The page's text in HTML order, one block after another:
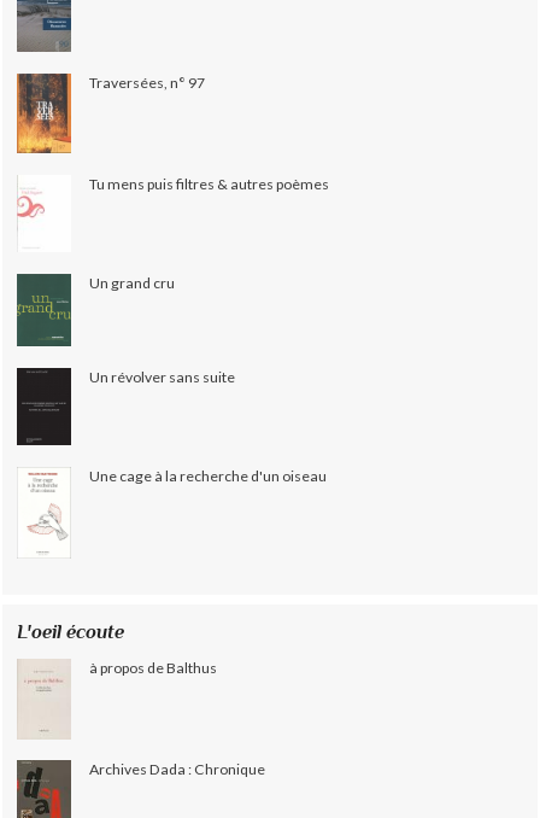
Traversées, n° 97
Tu mens puis filtres & autres poèmes
Un grand cru
Un révolver sans suite
Une cage à la recherche d'un oiseau
L'oeil écoute
à propos de Balthus
Archives Dada : Chronique